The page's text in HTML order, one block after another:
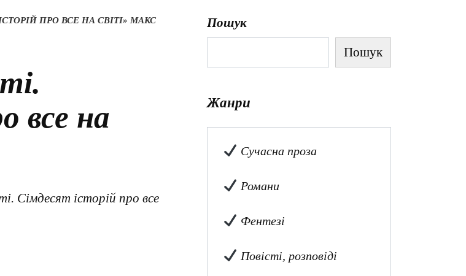
ПРО ВСЕ НА СВІТІ» МАКС
все на
Сімдесят історій про все
Пошук
Пошук
Жанри
Сучасна проза
Романи
Фентезі
Повісті, розповіді